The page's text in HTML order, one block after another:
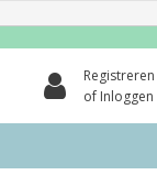
Registreren
of Inloggen